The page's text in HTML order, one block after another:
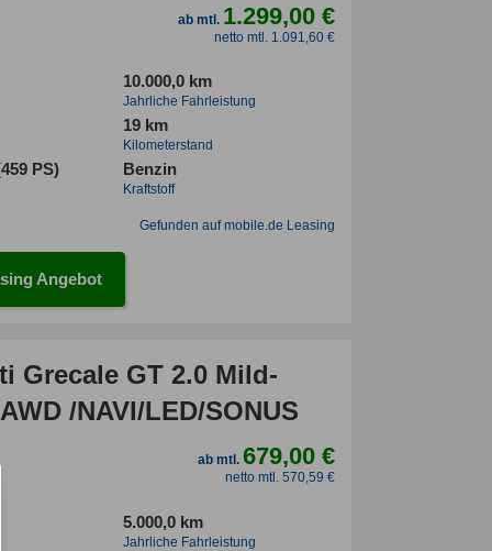
ab mtl. 1.299,00 €
netto mtl. 1.091,60 €
10.000,0 km
Jahrliche Fahrleistung
19 km
Kilometerstand
PS) Benzin
Kraftstoff
Gefunden auf mobile.de Leasing
Angebot
Grecale GT 2.0 Mild-
/NAVI/LED/SONUS
ab mtl.679,00 €
netto mtl. 570,59 €
5.000,0 km
Jahrliche Fahrleistung